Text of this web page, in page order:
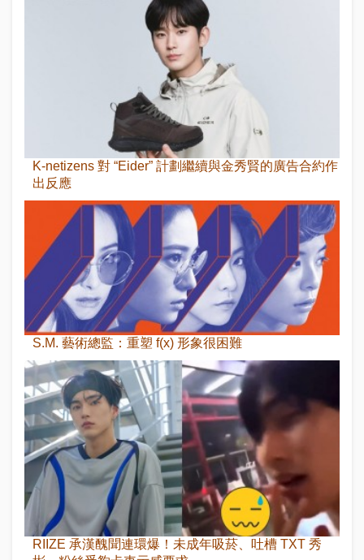
K-netizens 對 “Eider” 計劃繼續與金秀賢的廣告合約作
出反應
S.M. 藝術總監：重塑 f(x) 形象很困難
RIIZE 承漢醜聞連環爆！未成年吸菸、吐槽 TXT 秀